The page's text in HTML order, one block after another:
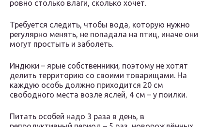
ровно столько влаги, сколько хочет.
Требуется следить, чтобы вода, которую нужно
регулярно менять, не попадала на птиц, иначе они
могут простыть и заболеть.
Индюки – ярые собственники, поэтому не хотят
делить территорию со своими товарищами. На
каждую особь должно приходится 20 см
свободного места возле яслей, 4 см – у поилки.
Питать особей надо 3 раза в день, в